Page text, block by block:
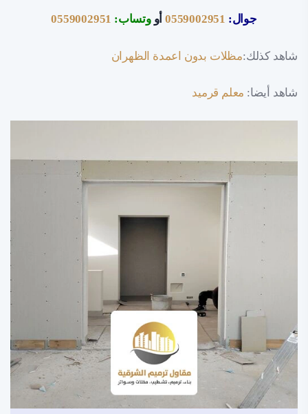
جوال: 0559002951 أووتساب: 0559002951
شاهد كذلك:مظلات بدون اعمدة الظهران
شاهد أيضا: معلم قرميد